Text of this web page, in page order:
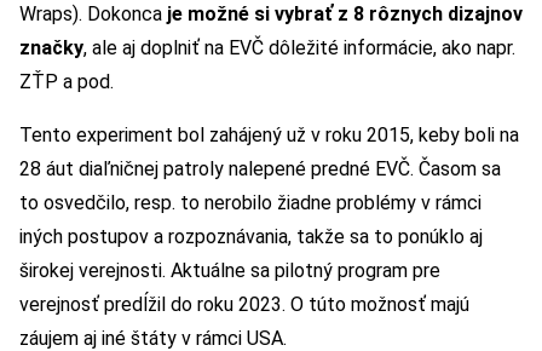
Wraps). Dokonca je možné si vybrať z 8 rôznych dizajnov
značky, ale aj doplniť na EVČ dôležité informácie, ako napr.
ZŤP a pod.
Tento experiment bol zahájený už v roku 2015, keby boli na
28 áut diaľničnej patroly nalepené predné EVČ. Časom sa
to osvedčilo, resp. to nerobilo žiadne problémy v rámci
iných postupov a rozpoznávania, takže sa to ponúklo aj
širokej verejnosti. Aktuálne sa pilotný program pre
verejnosť predĺžil do roku 2023. O túto možnosť majú
záujem aj iné štáty v rámci USA.